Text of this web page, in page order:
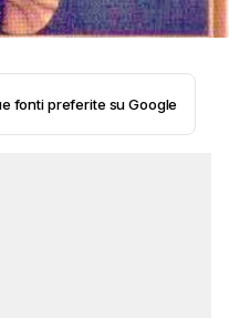
fonti preferite su Google